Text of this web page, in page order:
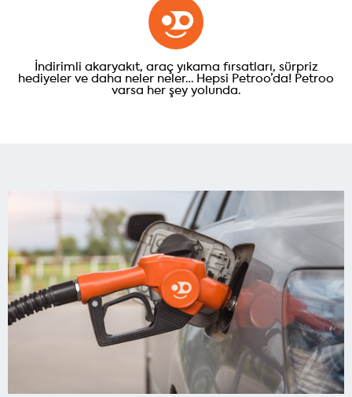
İndirimli akaryakıt, araç yıkama fırsatları, sürpriz
hediyeler ve daha neler neler… Hepsi Petroo’da! Petroo
varsa her şey yolunda.